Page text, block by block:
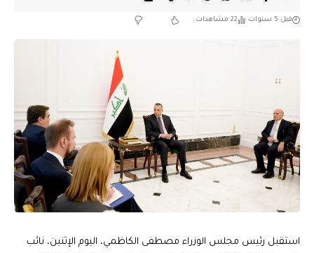
قبل 5 سنوات 22 مشاهدات
استقبل رئيس مجلس الوزراء مصطفى الكاظمي، اليوم الإثنين، نائب